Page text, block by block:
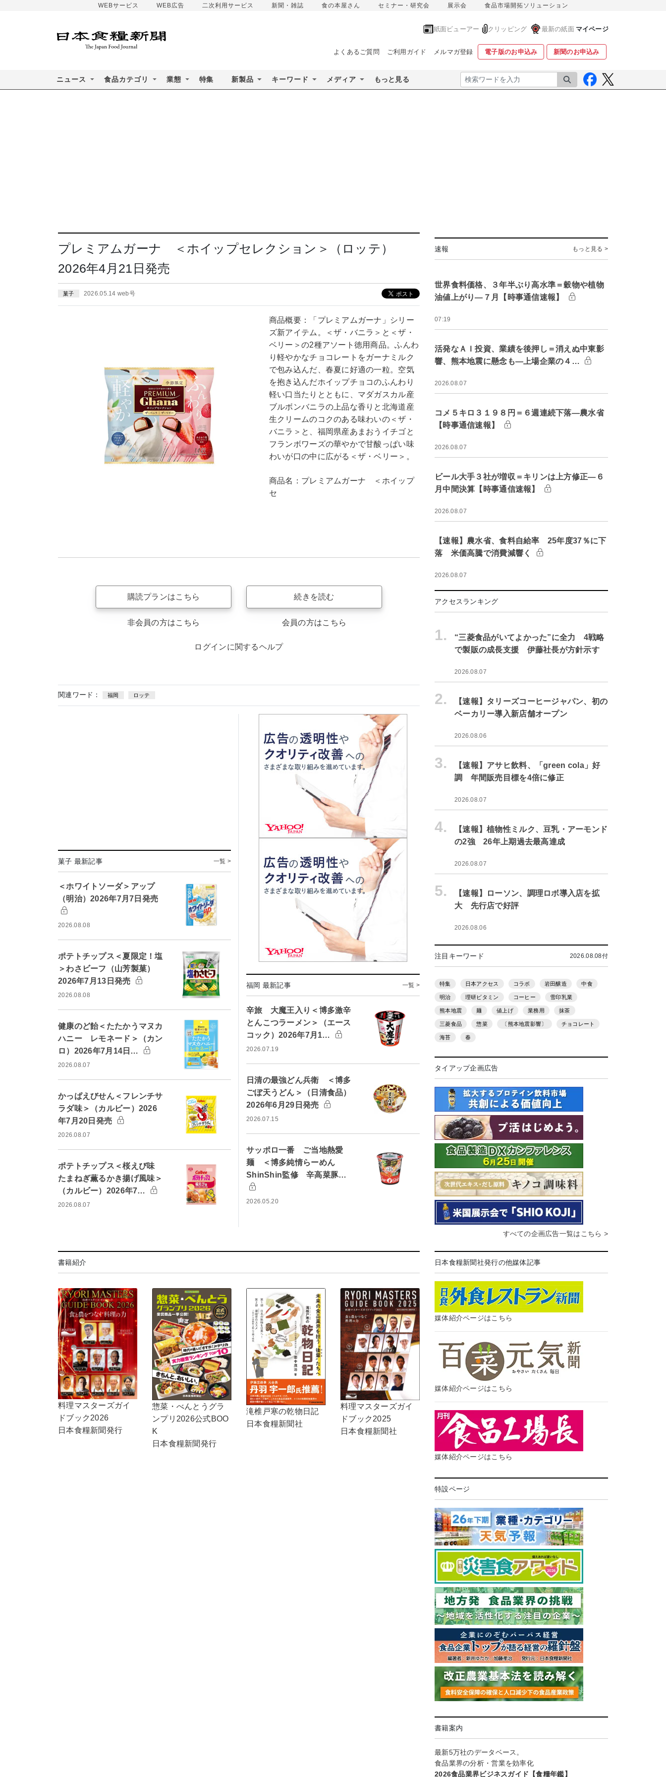
WEBサービス WEB広告 二次利用サービス 新聞・雑誌 食の本屋さん セミナー・研究会 展示会 食品市場開拓ソリューション
紙面ビューアー クリッピング 最新の紙面 マイページ
よくあるご質問 ご利用ガイド メルマガ登録 電子版のお申込み 新聞のお申込み
ニュース 食品カテゴリ 業態 特集 新製品 キーワード メディア もっと見る 検索
プレミアムガーナ ＜ホイップセレクション＞（ロッテ）
2026年4月21日発売
菓子 2026.05.14 web号
商品概要：「プレミアムガーナ」シリー
ズ新アイテム。＜ザ・バニラ＞と＜ザ・
ベリー＞の2種アソート徳用商品。ふんわ
り軽やかなチョコレートをガーナミルク
で包み込んだ、春夏に好適の一粒。空気
を抱き込んだホイップチョコのふんわり
軽い口当たりとともに、マダガスカル産
ブルボンバニラの上品な香りと北海道産
生クリームのコクのある味わいの＜ザ・
バニラ＞と、福岡県産あまおうイチゴと
フランボワーズの華やかで甘酸っぱい味
わいが口の中に広がる＜ザ・ベリー＞。
商品名：プレミアムガーナ ＜ホイップ
セ
購読プランはこちら
非会員の方はこちら
続きを読む
会員の方はこちら
ログインに関するヘルプ
関連ワード： 福岡 ロッテ
菓子 最新記事 一覧 >
＜ホワイトソーダ＞アップ
（明治）2026年7月7日発売
2026.08.08
ポテトチップス＜夏限定！塩
＞わさビーフ（山芳製菓）
2026年7月13日発売
2026.08.08
健康のど飴＜たたかうマヌカ
ハニー レモネード＞（カン
ロ）2026年7月14日…
2026.08.07
かっぱえびせん＜フレンチサ
ラダ味＞（カルビー）2026
年7月20日発売
2026.08.07
ポテトチップス＜桜えび味
たまねぎ薫るかき揚げ風味＞
（カルビー）2026年7…
2026.08.07
福岡 最新記事 一覧 >
辛旅 大魔王入り＜博多激辛
とんこつラーメン＞（エース
コック）2026年7月1…
2026.07.19
日清の最強どん兵衛 ＜博多
ごぼ天うどん＞（日清食品）
2026年6月29日発売
2026.07.15
サッポロ一番 ご当地熱愛
麺 ＜博多純情らーめん
ShinShin監修 辛高菜豚…
2026.05.20
書籍紹介
料理マスターズガイ
ドブック2026
日本食糧新聞発行
惣菜・べんとうグラ
ンプリ2026公式BOO
K
日本食糧新聞発行
滝椎戸寒の乾物日記
日本食糧新聞社
料理マスターズガイ
ドブック2025
日本食糧新聞社
速報 もっと見る >
世界食料価格、３年半ぶり高水準＝穀物や植物
油値上がり―７月【時事通信速報】
07:19
活発なＡＩ投資、業績を後押し＝消えぬ中東影
響、熊本地震に懸念も―上場企業の４…
2026.08.07
コメ５キロ３１９８円＝６週連続下落―農水省
【時事通信速報】
2026.08.07
ビール大手３社が増収＝キリンは上方修正―６
月中間決算【時事通信速報】
2026.08.07
【速報】農水省、食料自給率 25年度37％に下
落 米価高騰で消費減響く
2026.08.07
アクセスランキング
1.
“三菱食品がいてよかった”に全力 4戦略
で製販の成長支援 伊藤社長が方針示す
2026.08.07
2.
【速報】タリーズコーヒージャパン、初の
ベーカリー導入新店舗オープン
2026.08.06
3.
【速報】アサヒ飲料、「green cola」好
調 年間販売目標を4倍に修正
2026.08.07
4.
【速報】植物性ミルク、豆乳・アーモンド
の2強 26年上期過去最高達成
2026.08.07
5.
【速報】ローソン、調理ロボ導入店を拡
大 先行店で好評
2026.08.06
注目キーワード 2026.08.08付
特集 日本アクセス コラボ 岩田醸造 中食
明治 理研ビタミン コーヒー 雪印乳業
熊本地震 麺 値上げ 業務用 抹茶
三菱食品 惣菜 〔熊本地震影響〕 チョコレート
海苔 春
タイアップ企画広告
すべての企画広告一覧はこちら >
日本食糧新聞社発行の他媒体記事
媒体紹介ページはこちら
媒体紹介ページはこちら
媒体紹介ページはこちら
特設ページ
書籍案内
最新5万社のデータベース。
食品業界の分析・営業を効率化
2026食品業界ビジネスガイド【食糧年鑑】